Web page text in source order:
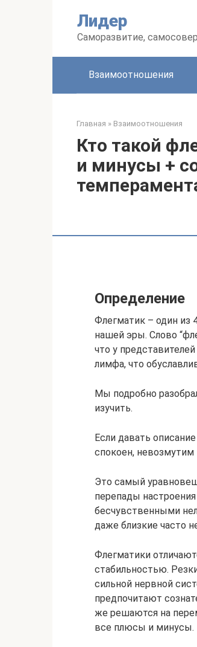
Лидер
Саморазвитие,
Взаимоотношения
Главная » Взаимоотношения
Кто такой
и минусы +
Определение
Флегматик – один из
нашей эры. Слово
что у
лимфа, что
Мы подробно
изучить.
Если давать
спокоен, невозмутим
Это самый
перепады
бесчувственными
даже близкие часто
Флегматики
стабильностью.
сильной нервной
предпочитают
же решаются на
все плюсы и минусы.